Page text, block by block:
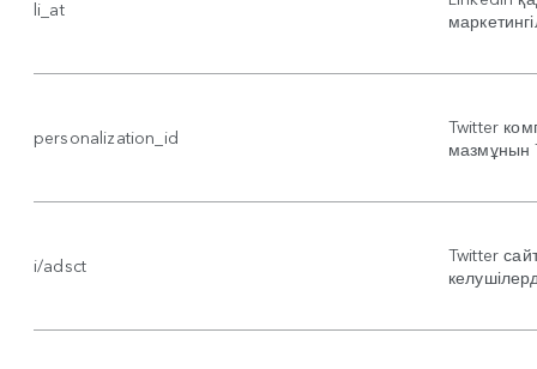
li_at
personalization_id
Twitter
мазмұнын
i/adsct
Twitter